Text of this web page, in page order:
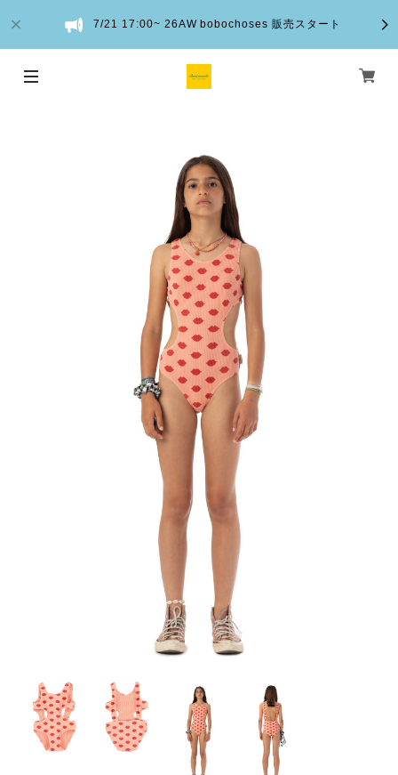
7/21 17:00~ 26AW bobochoses 販売スタート